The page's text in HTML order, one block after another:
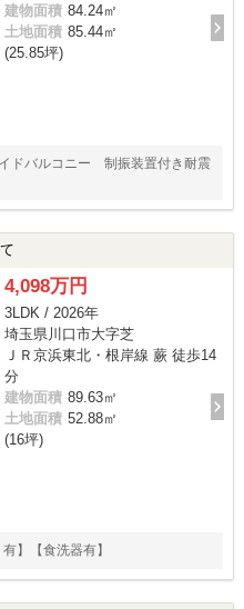
建物面積 84.24㎡
土地面積 85.44㎡
(25.85坪)
ドバルコニー 制振装置付き耐震
4,098万円
3LDK / 2026年
埼玉県川口市大字芝
ＪＲ京浜東北・根岸線 蕨 徒歩14
分
建物面積 89.63㎡
土地面積 52.88㎡
(16坪)
】【食洗器有】